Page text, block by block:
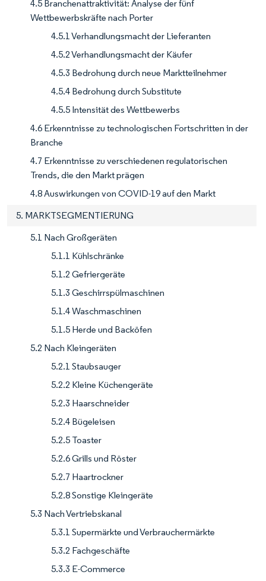
4.5 Branchenattraktivität: Analyse der fünf
Wettbewerbskräfte nach Porter
4.5.1 Verhandlungsmacht der Lieferanten
4.5.2 Verhandlungsmacht der Käufer
4.5.3 Bedrohung durch neue Marktteilnehmer
4.5.4 Bedrohung durch Substitute
4.5.5 Intensität des Wettbewerbs
4.6 Erkenntnisse zu technologischen Fortschritten in der
Branche
4.7 Erkenntnisse zu verschiedenen regulatorischen
Trends, die den Markt prägen
4.8 Auswirkungen von COVID-19 auf den Markt
5. MARKTSEGMENTIERUNG
5.1 Nach Großgeräten
5.1.1 Kühlschränke
5.1.2 Gefriergeräte
5.1.3 Geschirrspülmaschinen
5.1.4 Waschmaschinen
5.1.5 Herde und Backöfen
5.2 Nach Kleingeräten
5.2.1 Staubsauger
5.2.2 Kleine Küchengeräte
5.2.3 Haarschneider
5.2.4 Bügeleisen
5.2.5 Toaster
5.2.6 Grills und Röster
5.2.7 Haartrockner
5.2.8 Sonstige Kleingeräte
5.3 Nach Vertriebskanal
5.3.1 Supermärkte und Verbrauchermärkte
5.3.2 Fachgeschäfte
5.3.3 E-Commerce